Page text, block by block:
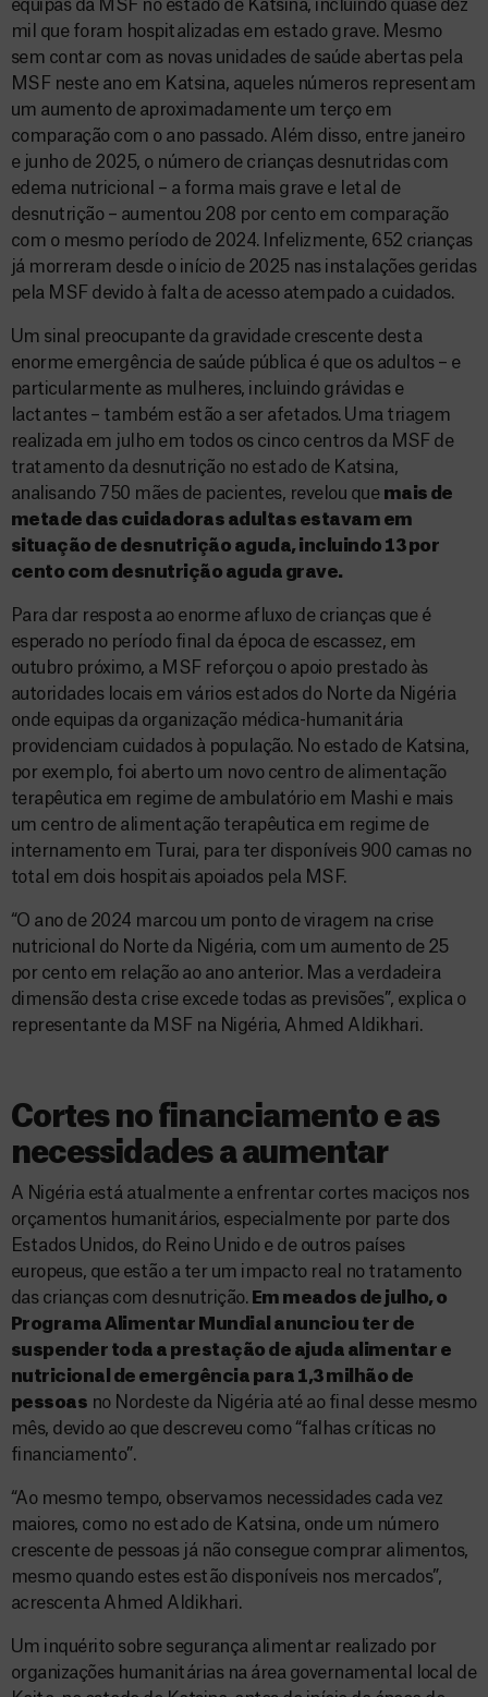
equipas da MSF no estado de Katsina, incluindo quase dez
mil que foram hospitalizadas em estado grave. Mesmo
sem contar com as novas unidades de saúde abertas pela
MSF neste ano em Katsina, aqueles números representam
um aumento de aproximadamente um terço em
comparação com o ano passado. Além disso, entre janeiro
e junho de 2025, o número de crianças desnutridas com
edema nutricional – a forma mais grave e letal de
desnutrição – aumentou 208 por cento em comparação
com o mesmo período de 2024. Infelizmente, 652 crianças
já morreram desde o início de 2025 nas instalações geridas
pela MSF devido à falta de acesso atempado a cuidados.
Um sinal preocupante da gravidade crescente desta
enorme emergência de saúde pública é que os adultos – e
particularmente as mulheres, incluindo grávidas e
lactantes – também estão a ser afetados. Uma triagem
realizada em julho em todos os cinco centros da MSF de
tratamento da desnutrição no estado de Katsina,
analisando 750 mães de pacientes, revelou que mais de
metade das cuidadoras adultas estavam em
situação de desnutrição aguda, incluindo 13 por
cento com desnutrição aguda grave.
Para dar resposta ao enorme afluxo de crianças que é
esperado no período final da época de escassez, em
outubro próximo, a MSF reforçou o apoio prestado às
autoridades locais em vários estados do Norte da Nigéria
onde equipas da organização médica-humanitária
providenciam cuidados à população. No estado de Katsina,
por exemplo, foi aberto um novo centro de alimentação
terapêutica em regime de ambulatório em Mashi e mais
um centro de alimentação terapêutica em regime de
internamento em Turai, para ter disponíveis 900 camas no
total em dois hospitais apoiados pela MSF.
“O ano de 2024 marcou um ponto de viragem na crise
nutricional do Norte da Nigéria, com um aumento de 25
por cento em relação ao ano anterior. Mas a verdadeira
dimensão desta crise excede todas as previsões”, explica o
representante da MSF na Nigéria, Ahmed Aldikhari.
Cortes no financiamento e as
necessidades a aumentar
A Nigéria está atualmente a enfrentar cortes maciços nos
orçamentos humanitários, especialmente por parte dos
Estados Unidos, do Reino Unido e de outros países
europeus, que estão a ter um impacto real no tratamento
das crianças com desnutrição. Em meados de julho, o
Programa Alimentar Mundial anunciou ter de
suspender toda a prestação de ajuda alimentar e
nutricional de emergência para 1,3 milhão de
pessoas no Nordeste da Nigéria até ao final desse mesmo
mês, devido ao que descreveu como “falhas críticas no
financiamento”.
“Ao mesmo tempo, observamos necessidades cada vez
maiores, como no estado de Katsina, onde um número
crescente de pessoas já não consegue comprar alimentos,
mesmo quando estes estão disponíveis nos mercados”,
acrescenta Ahmed Aldikhari.
Um inquérito sobre segurança alimentar realizado por
organizações humanitárias na área governamental local de